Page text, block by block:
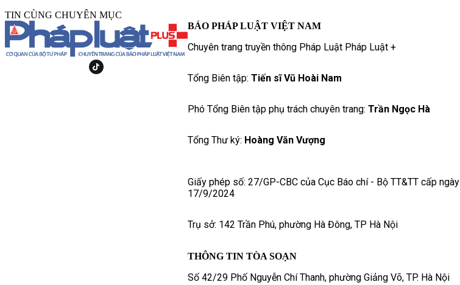
TIN CÙNG CHUYÊN MỤC
BÁO PHÁP LUẬT VIỆT NAM
Chuyên trang truyền thông Pháp Luật Pháp Luật +
Tổng Biên tập: Tiến sĩ Vũ Hoài Nam
Phó Tổng Biên tập phụ trách chuyên trang: Trần Ngọc Hà
Tổng Thư ký: Hoàng Văn Vượng
Giấy phép số: 27/GP-CBC của Cục Báo chí - Bộ TT&TT cấp ngày
17/9/2024
Trụ sở: 142 Trần Phú, phường Hà Đông, TP Hà Nội
THÔNG TIN TÒA SOẠN
Số 42/29 Phố Nguyễn Chí Thanh, phường Giảng Võ, TP. Hà Nội